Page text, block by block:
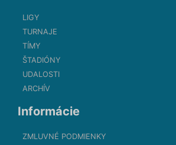
LIGY
TURNAJE
TÍMY
ŠTADIÓNY
UDALOSTI
ARCHÍV
Informácie
ZMLUVNÉ PODMIENKY